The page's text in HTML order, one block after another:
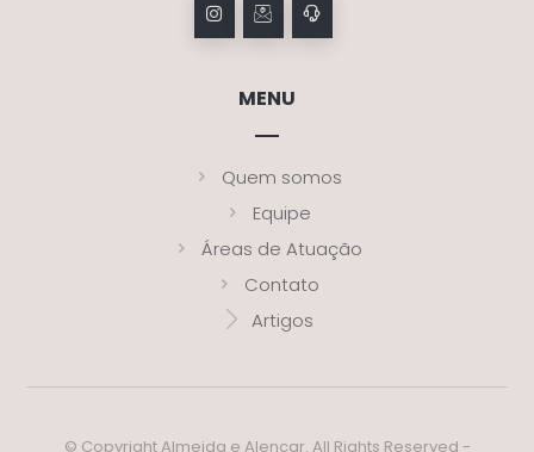
MENU
Quem somos
Equipe
Áreas de Atuação
Contato
Artigos
© Copyright Almeida e Alencar. All Rights Reserved -